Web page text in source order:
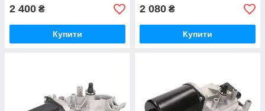
2 400 ₴
Купити
2 080 ₴
Купити